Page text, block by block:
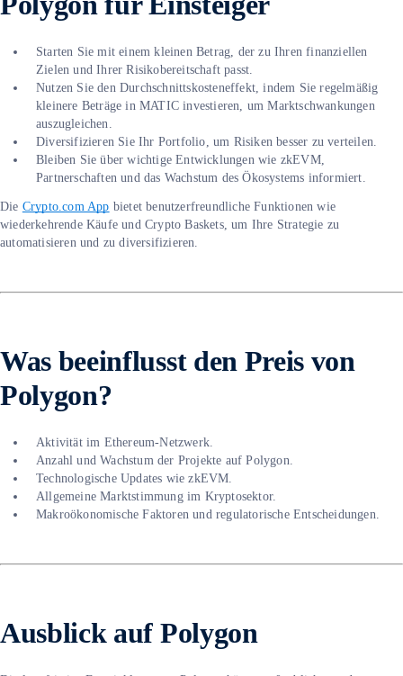
Starten Sie mit einem kleinen Betrag, der zu Ihren finanziellen
Zielen und Ihrer Risikobereitschaft passt.
Nutzen Sie den Durchschnittskosteneffekt, indem Sie regelmäßig
kleinere Beträge in MATIC investieren, um Marktschwankungen
auszugleichen.
Diversifizieren Sie Ihr Portfolio, um Risiken besser zu verteilen.
Bleiben Sie über wichtige Entwicklungen wie zkEVM,
Partnerschaften und das Wachstum des Ökosystems informiert.
Die Crypto.com App bietet benutzerfreundliche Funktionen wie
wiederkehrende Käufe und Crypto Baskets, um Ihre Strategie zu
automatisieren und zu diversifizieren.
Was beeinflusst den Preis von
Polygon?
Aktivität im Ethereum-Netzwerk.
Anzahl und Wachstum der Projekte auf Polygon.
Technologische Updates wie zkEVM.
Allgemeine Marktstimmung im Kryptosektor.
Makroökonomische Faktoren und regulatorische Entscheidungen.
Ausblick auf Polygon